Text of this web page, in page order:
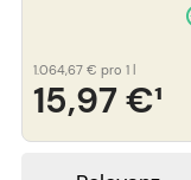
15,97 €¹
1.064,67 € pro 1 l